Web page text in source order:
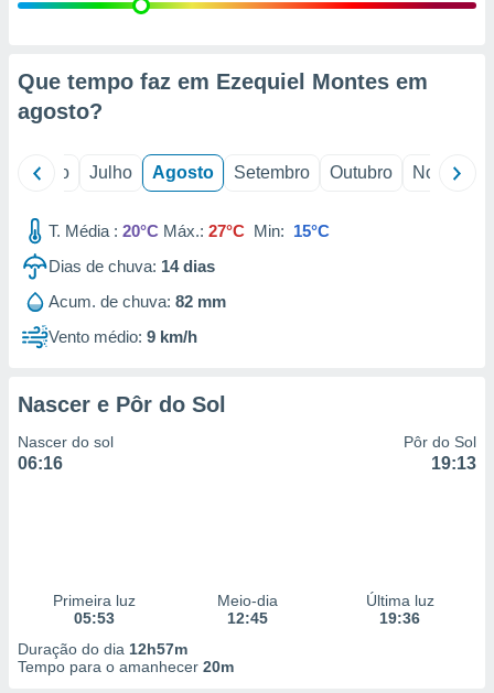
através
estudos
1199
Que tempo faz em Ezequiel Montes em
agosto?
Junho Julho Agosto Setembro Outubro Novembro
T. Média : 20°C Máx.: 27°C Min: 15°C
Dias de chuva: 14dias
Acum. de chuva: 82 mm
Vento médio: 9 km/h
Nascer e Pôr do Sol
Nascer do sol
06:16
Pôr do Sol
19:13
Primeira luz
05:53
Meio-dia
12:45
Última luz
19:36
Duração do dia 12h57m
Tempo para o amanhecer 20m